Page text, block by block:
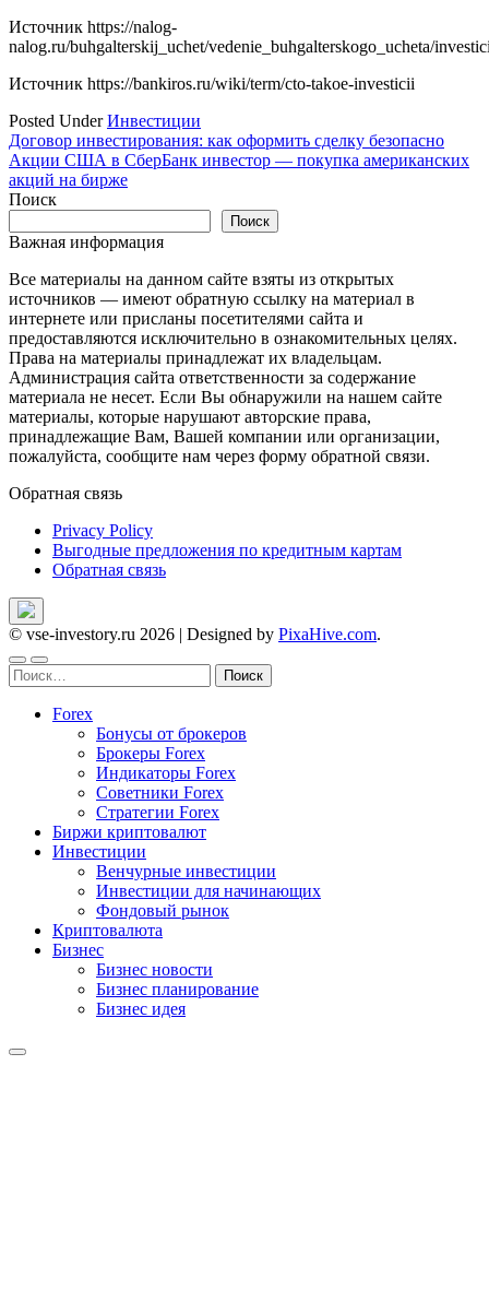
Источник https://nalog-
nalog.ru/buhgalterskij_uchet/vedenie_buhgalterskogo_ucheta/
Источник https://bankiros.ru/wiki/term/cto-takoe-investicii
Posted UnderИнвестиции
Навигация
по
записям
Договор инвестирования: как оформить сделку безопасно
Акции США в СберБанк инвестор — покупка американских
акций на бирже
Поиск
Поиск
Важная информация
Все материалы на данном сайте взяты из открытых
источников — имеют обратную ссылку на материал в
интернете или присланы посетителями сайта и
предоставляются исключительно в ознакомительных целях.
Права на материалы принадлежат их владельцам.
Администрация сайта ответственности за содержание
материала не несет. Если Вы обнаружили на нашем сайте
материалы, которые нарушают авторские права,
принадлежащие Вам, Вашей компании или организации,
пожалуйста, сообщите нам через форму обратной связи.
Обратная связь
Privacy Policy
Выгодные предложения по кредитным картам
Обратная связь
© vse-investory.ru 2026 | Designed by PixaHive.com.
Найти:
Forex
Бонусы от брокеров
Брокеры Forex
Индикаторы Forex
Советники Forex
Стратегии Forex
Биржи криптовалют
Инвестиции
Венчурные инвестиции
Инвестиции для начинающих
Фондовый рынок
Криптовалюта
Бизнес
Бизнес новости
Бизнес планирование
Бизнес идея